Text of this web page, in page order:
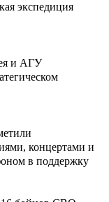
экспедиция
и АГУ
концертами и
в поддержку